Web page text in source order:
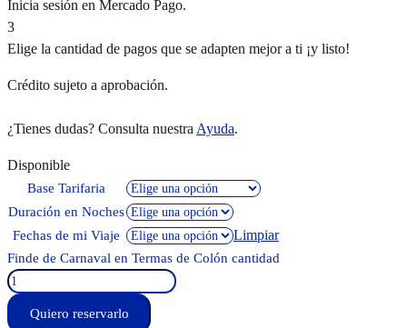
Inicia sesión en Mercado Pago.
3
Elige la cantidad de pagos que se adapten mejor a ti ¡y listo!
Crédito sujeto a aprobación.
¿Tienes dudas? Consulta nuestra Ayuda.
Disponible
Base Tarifaria
Duración en Noches
Fechas de mi Viaje
Limpiar
Finde de Carnaval en Termas de Colón cantidad
Quiero reservarlo